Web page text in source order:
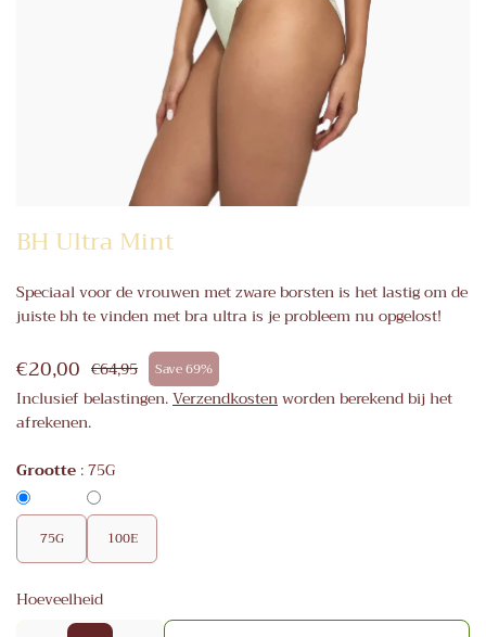
BH Ultra Mint
Speciaal voor de vrouwen met zware borsten is het lastig om de
juiste bh te vinden met bra ultra is je probleem nu opgelost!
€20,00 €64,95 Save 69%
Inclusief belastingen.Verzendkostenworden berekend bij het
afrekenen.
Grootte :75G
75G 100E
Hoeveelheid